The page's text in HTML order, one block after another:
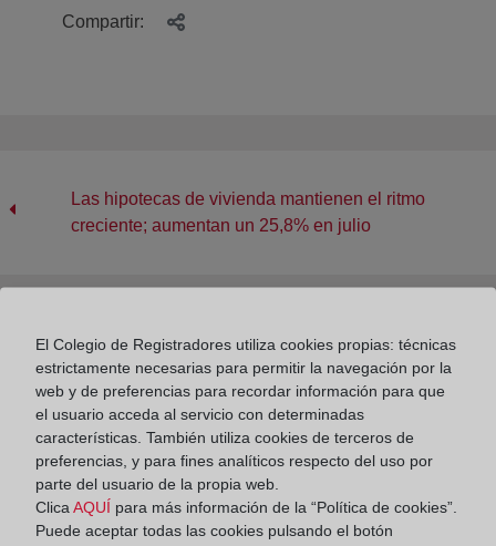
Compartir:
Las hipotecas de vivienda mantienen el ritmo
creciente; aumentan un 25,8% en julio
El Colegio de Registradores habilita a través de su
web un formulario para facilitar a los afectados por los
incendios notas simples de forma automática y
gratuita
El Colegio de Registradores utiliza cookies propias: técnicas
estrictamente necesarias para permitir la navegación por la
web y de preferencias para recordar información para que
el usuario acceda al servicio con determinadas
características. También utiliza cookies de terceros de
preferencias, y para fines analíticos respecto del uso por
parte del usuario de la propia web.
Clica AQUÍ para más información de la “Política de cookies”.
Puede aceptar todas las cookies pulsando el botón